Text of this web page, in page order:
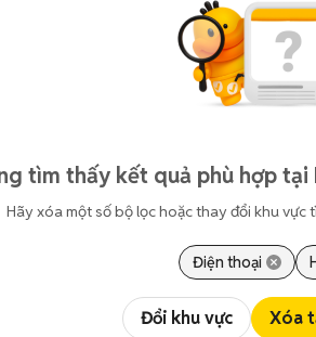
tìm thấy kết quả phù hợp tại
Hãy xóa một số bộ lọc hoặc thay đổi khu vực
Điện thoại
Đổi khu vực Xóa